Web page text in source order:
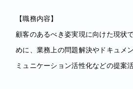
【職務内容】
顧客のあるべき姿実現に向けた現状
めに、業務上の問題解決やドキュメ
ミュニケーション活性化などの提案